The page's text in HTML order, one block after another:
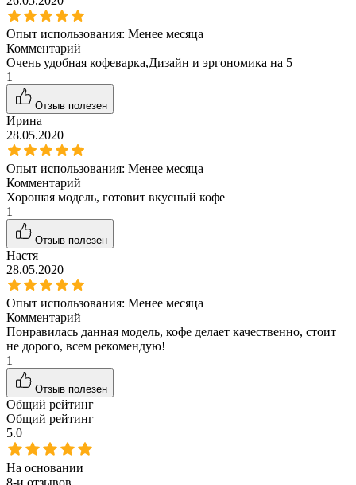
Опыт использования: Менее месяца
Комментарий
Очень удобная кофеварка,Дизайн и эргономика на 5
1
Отзыв полезен
Ирина
28.05.2020
Опыт использования: Менее месяца
Комментарий
Хорошая модель, готовит вкусный кофе
1
Отзыв полезен
Настя
28.05.2020
Опыт использования: Менее месяца
Комментарий
Понравилась данная модель, кофе делает качественно, стоит
не дорого, всем рекомендую!
1
Отзыв полезен
Общий рейтинг
Общий рейтинг
5.0
На основании
8-и отзывов